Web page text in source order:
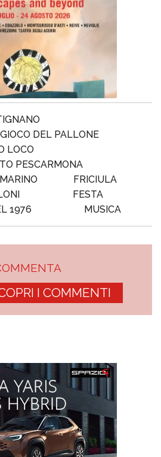
DEL PALLONE
LOCO
PESCARMONA
FRICIULA
FESTA
1976
MUSICA
I COMMENTI